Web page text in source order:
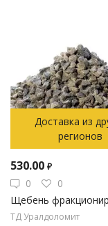
Доставка из
регионов
530.00 ₽
0
0
ТД Уралдоломит